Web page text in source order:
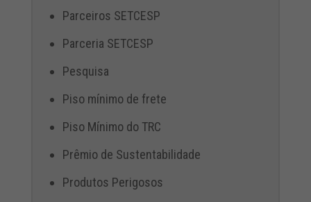
Parceiros SETCESP
Parceria SETCESP
Pesquisa
Piso mínimo de frete
Piso Mínimo do TRC
Prêmio de Sustentabilidade
Produtos Perigosos